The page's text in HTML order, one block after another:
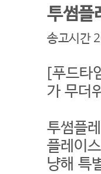
투썸플
송고시간
[푸드타
가 무더
투썸플
플레이
냥해 특